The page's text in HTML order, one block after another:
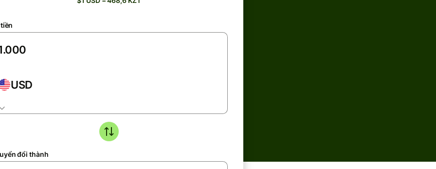
USD
đổi thành